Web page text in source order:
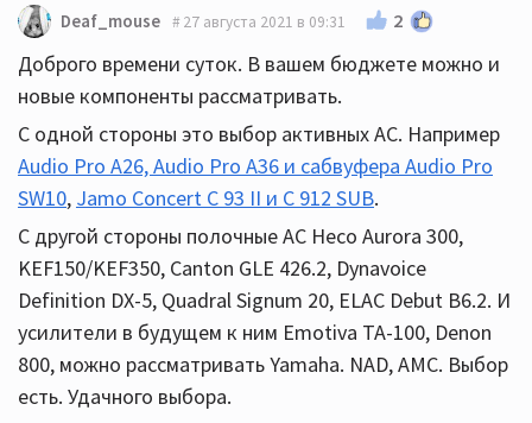
Deaf_mouse 27 августа 2021 в 09:31 2
Доброго времени суток. В вашем бюджете можно и
новые компоненты рассматривать.
С одной стороны это выбор активных АС. Например
Audio Pro A26, Audio Pro A36 и сабвуфера Audio Pro
SW10, Jamo Concert С 93 II и С 912 SUB.
С другой стороны полочные АС Heco Aurora 300,
KEF150/KEF350, Canton GLE 426.2, Dynavoice
Definition DX-5, Quadral Signum 20, ELAC Debut B6.2. И
усилители в будущем к ним Emotiva TA-100, Denon
800, можно рассматривать Yamaha. NAD, AMC. Выбор
есть. Удачного выбора.